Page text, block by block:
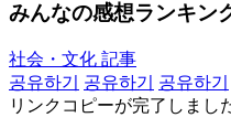
みんなの感想ランキン
社会・文化 記事
공유하기
공유하기 공유하기
リンクコピーが完了しまし